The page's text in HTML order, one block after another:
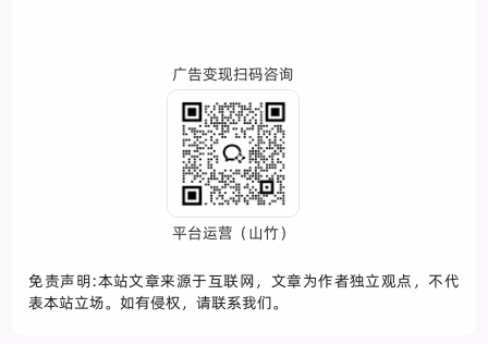
广告变现扫码咨询
平台运营（山竹）
免责声明:本站文章来源于互联网，文章为作者独立观点，不代
表本站立场。如有侵权，请联系我们。